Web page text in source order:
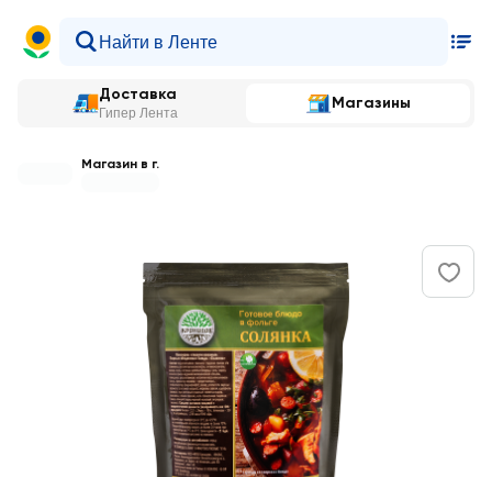
Доставка
Гипер Лента
Магазины
Магазин в г.